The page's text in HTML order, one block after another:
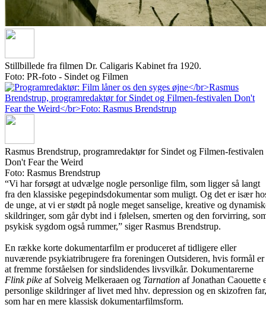
Stillbillede fra filmen Dr. Caligaris Kabinet fra 1920.
Foto: PR-foto - Sindet og Filmen
Rasmus Brendstrup, programredaktør for Sindet og Filmen-festivalen
Don't Fear the Weird
Foto: Rasmus Brendstrup
“Vi har forsøgt at udvælge nogle personlige film, som ligger så langt
fra den klassiske pegepindsdokumentar som muligt. Og det er især
de unge, at vi er stødt på nogle meget sanselige, kreative og
skildringer, som går dybt ind i følelsen, smerten og den forvirring,
psykisk sygdom også rummer,” siger Rasmus Brendstrup.
En række korte dokumentarfilm er produceret af tidligere eller
nuværende psykiatribrugere fra foreningen Outsideren, hvis formål er
at fremme forståelsen for sindslidendes livsvilkår. Dokumentarerne
Flink pike af Solveig Melkeraaen og Tarnation af Jonathan Caouette
personlige skildringer af livet med hhv. depression og en skizofren far,
som har en mere klassisk dokumentarfilmsform.